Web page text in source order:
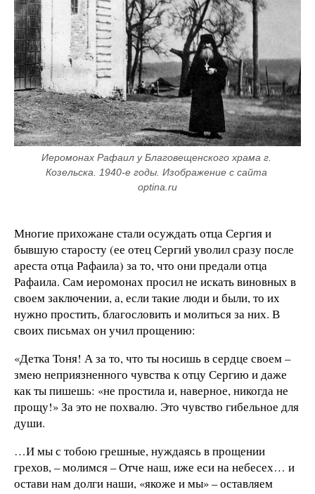
Иеромонах Рафаил у Благовещенского храма г.
Козельска. 1940-е годы. Изображение с сайта
optina.ru
Многие прихожане стали осуждать отца Сергия и
бывшую старосту (ее отец Сергий уволил сразу после
ареста отца Рафаила) за то, что они предали отца
Рафаила. Сам иеромонах просил не искать виновных в
своем заключении, а, если такие люди и были, то их
нужно простить, благословить и молиться за них. В
своих письмах он учил прощению:
«Детка Тоня! А за то, что ты носишь в сердце своем –
змею неприязненного чувства к отцу Сергию и даже
как ты пишешь: «не простила и, наверное, никогда не
прощу!» За это не похвалю. Это чувство гибельное для
души.
…И мы с тобою грешные, нуждаясь в прощении
грехов, – молимся – Отче наш, иже еси на небесех… и
остави нам долги наши, «якоже и мы» – оставляем